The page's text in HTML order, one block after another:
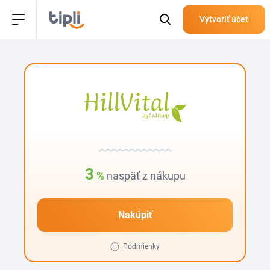
Vytvoriť účet
3 % naspäť z nákupu
Nakúpiť
Podmienky